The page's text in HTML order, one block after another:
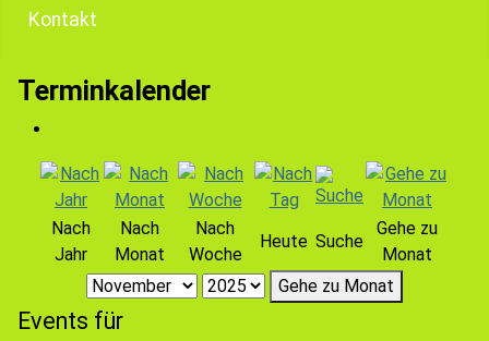
Kontakt
Terminkalender
Nach
Jahr
Nach
Monat
Nach
Woche
Heute Suche
Gehe zu
Monat
Gehe zu Monat
Events für